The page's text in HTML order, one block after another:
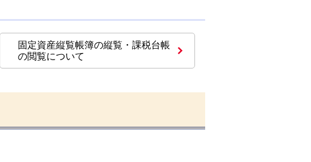
固定資産縦覧帳簿の縦覧・課税台帳
の閲覧について